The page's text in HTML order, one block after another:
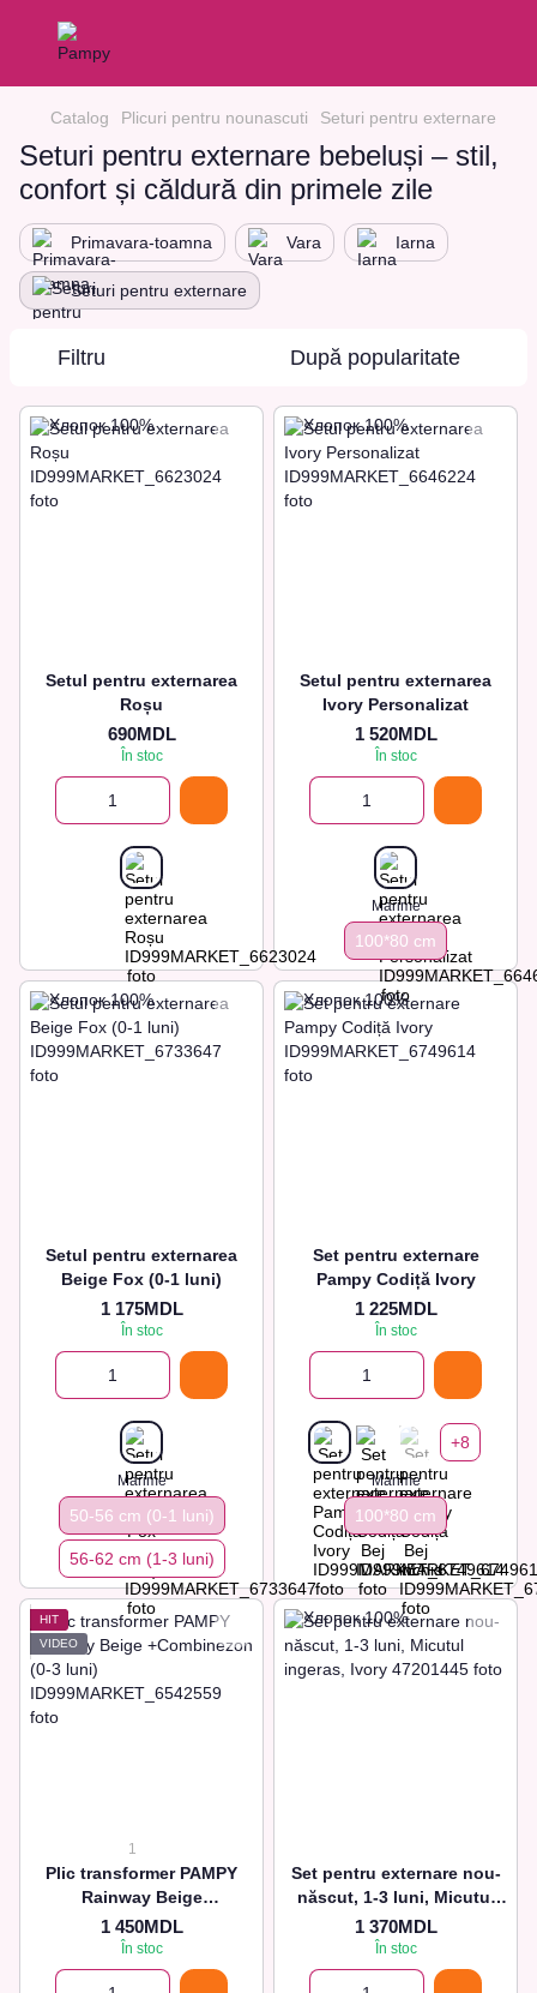
Catalog Plicuri pentru nounascuti Seturi pentru externare
Seturi pentru externare bebeluși – stil,
confort și căldură din primele zile
Primavara-toamna Vara Iarna
Seturi pentru externare
Filtru După popularitate
Setul pentru externarea
Roșu
690MDL
În stoc
Setul pentru externarea
Ivory Personalizat
1 520MDL
În stoc
Marime
100*80 сm
Setul pentru externarea
Beige Fox (0-1 luni)
1 175MDL
În stoc
Marime
50-56 cm (0-1 luni)
56-62 сm (1-3 luni)
Set pentru externare
Pampy Codiță Ivory
1 225MDL
În stoc
+8
Marime
100*80 сm
HIT
VIDEO
1
Plic transformer PAMPY
Rainway Beige
+Combinezon (0-3 luni)
1 450MDL
În stoc
Set pentru externare nou-
născut, 1-3 luni, Micutul
ingeras, Ivory
1 370MDL
În stoc